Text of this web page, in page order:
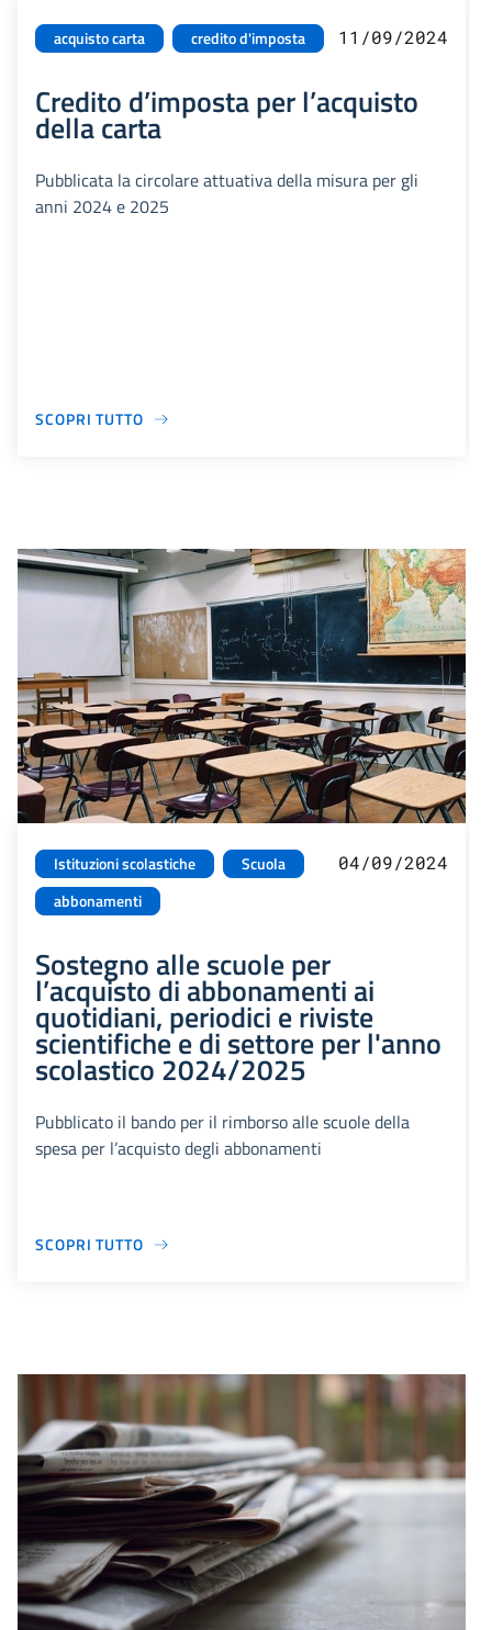
acquisto carta credito d'imposta 11/09/2024
Credito d’imposta per l’acquisto
della carta
Pubblicata la circolare attuativa della misura per gli
anni 2024 e 2025
SCOPRI TUTTO
Istituzioni scolastiche
Scuola
abbonamenti
04/09/2024
Sostegno alle scuole per
l’acquisto di abbonamenti ai
quotidiani, periodici e riviste
scientifiche e di settore per l'anno
scolastico 2024/2025
Pubblicato il bando per il rimborso alle scuole della
spesa per l’acquisto degli abbonamenti
SCOPRI TUTTO